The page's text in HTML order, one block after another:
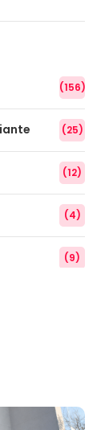
(156)
(25)
(12)
(4)
(9)